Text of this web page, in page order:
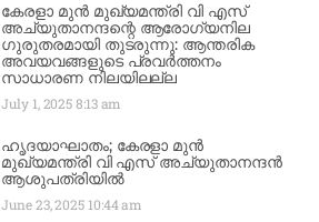
കേരളാ മുൻ മുഖ്യമന്ത്രി വി എസ്
അച്യുതാനന്ദന്റെ ആരോഗ്യനില
ഗുരുതരമായി തുടരുന്നു: ആന്തരിക
അവയവങ്ങളുടെ പ്രവർത്തനം
സാധാരണ നിലയിലല്ല
July 1, 20258:13 am
ഹൃദയാഘാതം; കേരളാ മുൻ
മുഖ്യമന്ത്രി വി എസ് അച്യുതാനന്ദൻ
ആശുപത്രിയിൽ
June 23, 2025 10:44 am